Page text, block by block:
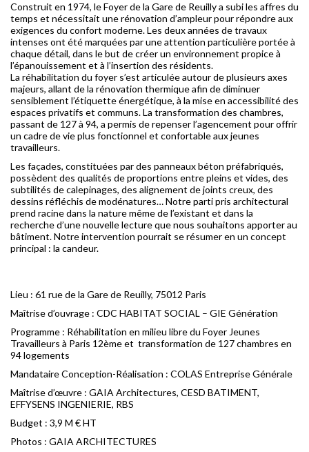
Construit en 1974, le Foyer de la Gare de Reuilly a subi les affres du
temps et nécessitait une rénovation d’ampleur pour répondre aux
exigences du confort moderne. Les deux années de travaux
intenses ont été marquées par une attention particulière portée à
chaque détail, dans le but de créer un environnement propice à
l’épanouissement et à l’insertion des résidents.
La réhabilitation du foyer s’est articulée autour de plusieurs axes
majeurs, allant de la rénovation thermique afin de diminuer
sensiblement l’étiquette énergétique, à la mise en accessibilité des
espaces privatifs et communs. La transformation des chambres,
passant de 127 à 94, a permis de repenser l’agencement pour offrir
un cadre de vie plus fonctionnel et confortable aux jeunes
travailleurs.
Les façades, constituées par des panneaux béton préfabriqués,
possèdent des qualités de proportions entre pleins et vides, des
subtilités de calepinages, des alignement de joints creux, des
dessins réfléchis de modénatures… Notre parti pris architectural
prend racine dans la nature même de l’existant et dans la
recherche d’une nouvelle lecture que nous souhaitons apporter au
bâtiment. Notre intervention pourrait se résumer en un concept
principal : la candeur.
Lieu : 61 rue de la Gare de Reuilly, 75012 Paris
Maîtrise d’ouvrage : CDC HABITAT SOCIAL – GIE Génération
Programme : Réhabilitation en milieu libre du Foyer Jeunes
Travailleurs à Paris 12ème et transformation de 127 chambres en
94 logements
Mandataire Conception-Réalisation : COLAS Entreprise Générale
Maîtrise d’œuvre : GAIA Architectures, CESD BATIMENT,
EFFYSENS INGENIERIE, RBS
Budget : 3,9 M € HT
Photos : GAIA ARCHITECTURES